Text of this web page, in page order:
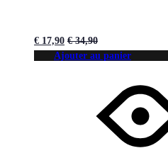
€ 17,90 €34,90
Ajouter au panier